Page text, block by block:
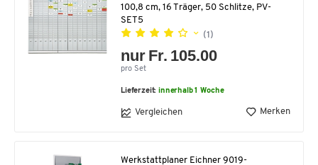
100,8 cm, 16 Träger, 50 Schlitze, PV-
SET5
(1)
nur Fr. 105.00
pro Set
Lieferzeit:innerhalb 1 Woche
Vergleichen Merken
Werkstattplaner Eichner 9019-